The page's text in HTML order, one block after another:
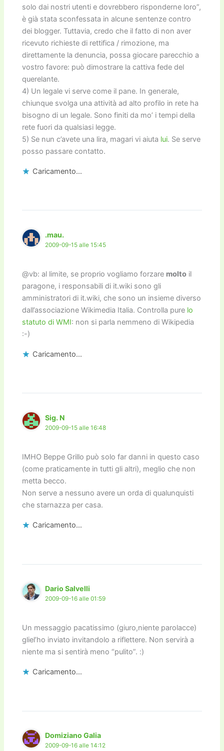
solo dai nostri utenti e dovrebbero risponderne loro”,
è già stata sconfessata in alcune sentenze contro
dei blogger. Tuttavia, credo che il fatto di non aver
ricevuto richieste di rettifica / rimozione, ma
direttamente la denuncia, possa giocare parecchio a
vostro favore: può dimostrare la cattiva fede del
querelante.
4) Un legale vi serve come il pane. In generale,
chiunque svolga una attività ad alto profilo in rete ha
bisogno di un legale. Sono finiti da mo’ i tempi della
rete fuori da qualsiasi legge.
5) Se nun c’avete una lira, magari vi aiuta lui. Se serve
posso passare contatto.
Caricamento...
.mau.
2009-09-15 alle 15:45
@vb: al limite, se proprio vogliamo forzare molto il
paragone, i responsabili di it.wiki sono gli
amministratori di it.wiki, che sono un insieme diverso
dall’associazione Wikimedia Italia. Controlla pure lo
statuto di WMI: non si parla nemmeno di Wikipedia
:-)
Caricamento...
Sig. N
2009-09-15 alle 16:48
IMHO Beppe Grillo può solo far danni in questo caso
(come praticamente in tutti gli altri), meglio che non
metta becco.
Non serve a nessuno avere un orda di qualunquisti
che starnazza per casa.
Caricamento...
Dario Salvelli
2009-09-16 alle 01:59
Un messaggio pacatissimo (giuro,niente parolacce)
gliel’ho inviato invitandolo a riflettere. Non servirà a
niente ma si sentirà meno “pulito”. :)
Caricamento...
Domiziano Galia
2009-09-16 alle 14:12